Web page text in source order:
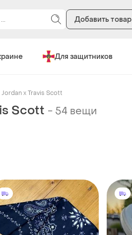
Добавить товар
Для защитников
Jordan x Travis Scott
Scott - 54 вещи